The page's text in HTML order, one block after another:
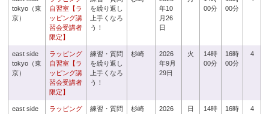
tokyo（東
京）
自習室【ラ
ッピング講
習会受講者
限定】
を繰り返し
上手くなろ
う！
年10
月26
日
00分
00分
east side
tokyo（東
京）
ラッピング
自習室【ラ
ッピング講
習会受講者
限定】
練習・質問
を繰り返し
上手くなろ
う！
杉崎
2026
年9月
29日
火
14時
00分
16時
00分
4
east side
ラッピング
練習・質問
杉崎
2026
日
14時
16時
4